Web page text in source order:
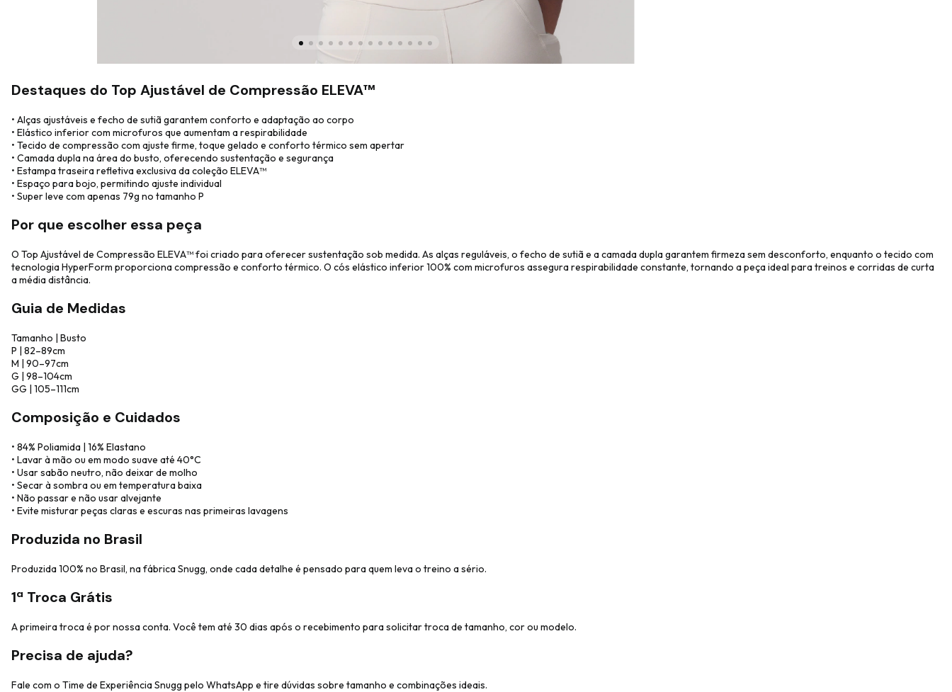
Destaques do Top Ajustável de Compressão ELEVA™
• Alças ajustáveis e fecho de sutiã garantem conforto e adaptação ao corpo
• Elástico inferior com microfuros que aumentam a respirabilidade
• Tecido de compressão com ajuste firme, toque gelado e conforto térmico sem apertar
• Camada dupla na área do busto, oferecendo sustentação e segurança
• Estampa traseira refletiva exclusiva da coleção ELEVA™
• Espaço para bojo, permitindo ajuste individual
• Super leve com apenas 79g no tamanho P
Por que escolher essa peça
O Top Ajustável de Compressão ELEVA™ foi criado para oferecer sustentação sob medida. As alças reguláveis, o fecho de sutiã e a camada dupla garantem firmeza sem desconforto, enquanto o tecido com
tecnologia HyperForm proporciona compressão e conforto térmico. O cós elástico inferior 100% com microfuros assegura respirabilidade constante, tornando a peça ideal para treinos e corridas de curta
a média distância.
Guia de Medidas
Tamanho | Busto
P | 82–89cm
M | 90–97cm
G | 98–104cm
GG | 105–111cm
Composição e Cuidados
• 84% Poliamida | 16% Elastano
• Lavar à mão ou em modo suave até 40°C
• Usar sabão neutro, não deixar de molho
• Secar à sombra ou em temperatura baixa
• Não passar e não usar alvejante
• Evite misturar peças claras e escuras nas primeiras lavagens
Produzida no Brasil
Produzida 100% no Brasil, na fábrica Snugg, onde cada detalhe é pensado para quem leva o treino a sério.
1ª Troca Grátis
A primeira troca é por nossa conta. Você tem até 30 dias após o recebimento para solicitar troca de tamanho, cor ou modelo.
Precisa de ajuda?
Fale com o Time de Experiência Snugg pelo WhatsApp e tire dúvidas sobre tamanho e combinações ideais.